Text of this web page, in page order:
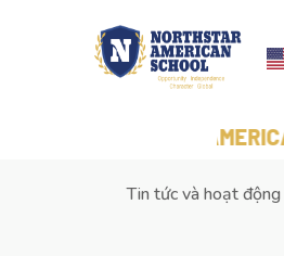
AMERICAN
Tin tức và hoạt động